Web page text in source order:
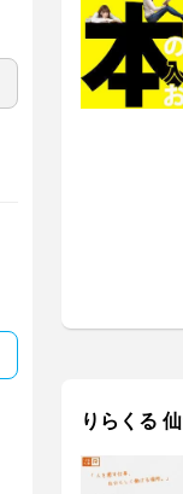
りらくる